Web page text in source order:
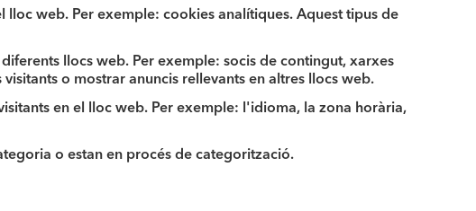
lloc web. Per exemple: cookies analítiques. Aquest tipus de
llocs web. Per exemple: socis de contingut, xarxes
o mostrar anuncis rellevants en altres llocs web.
en el lloc web. Per exemple: l'idioma, la zona horària,
o estan en procés de categorització.